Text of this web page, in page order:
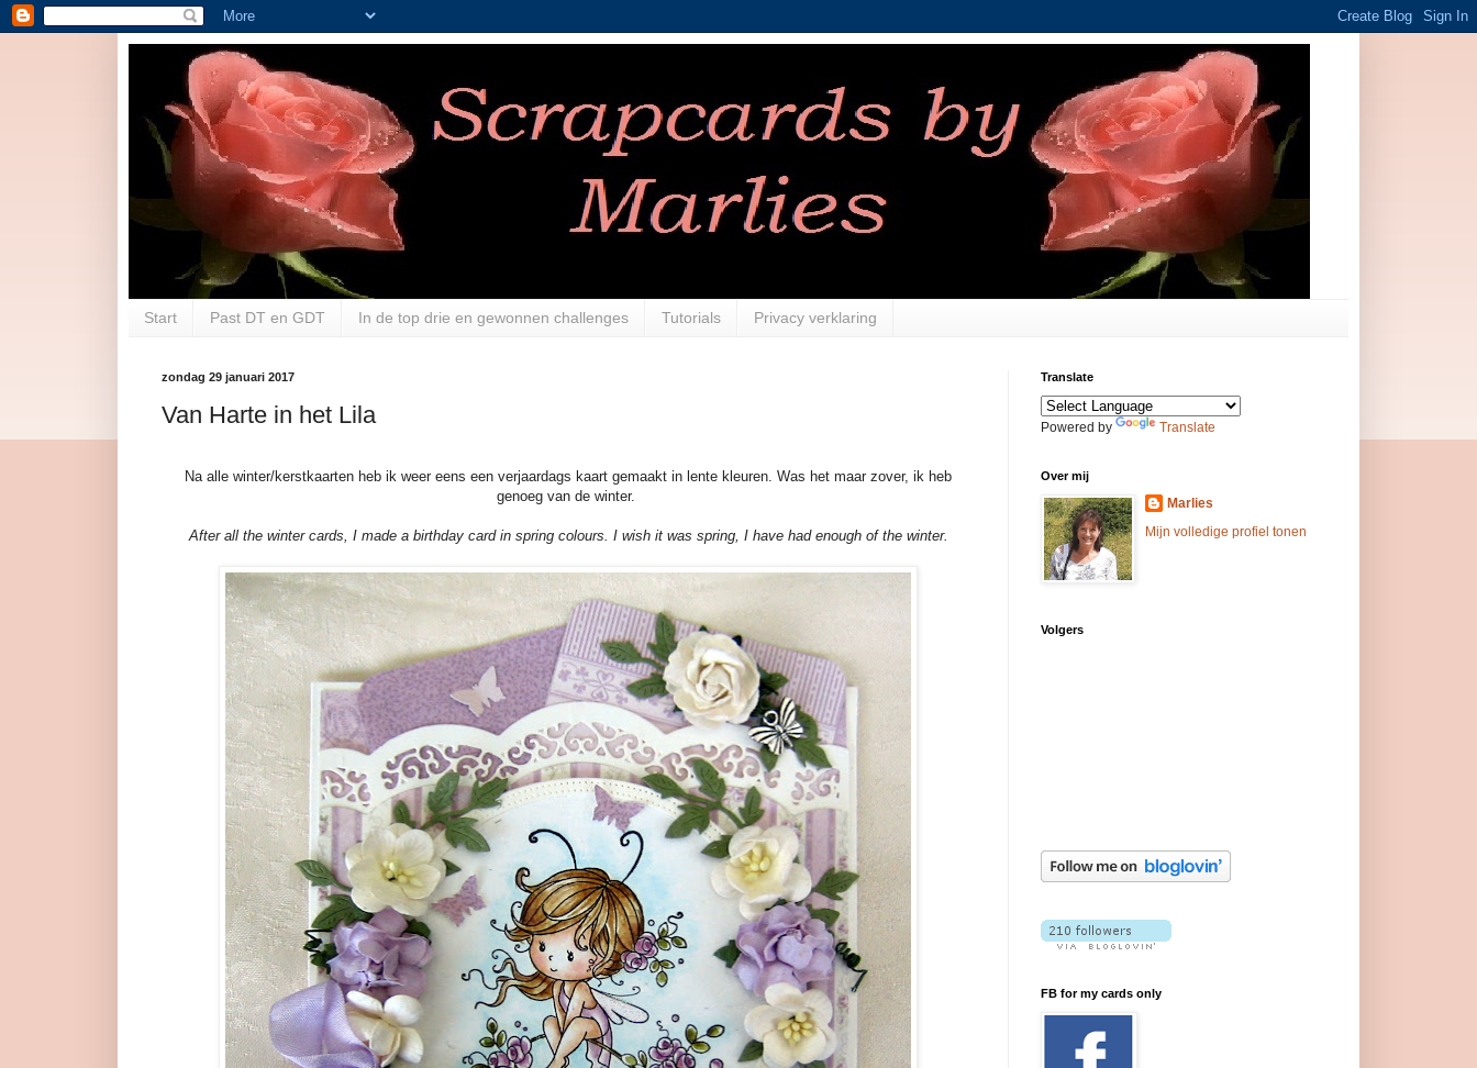
Start Past DT en GDT In de top drie en gewonnen challenges Tutorials Privacy verklaring
zondag 29 januari 2017
Van Harte in het Lila
Na alle winter/kerstkaarten heb ik weer eens een verjaardags kaart gemaakt in lente kleuren. Was het maar zover, ik heb
genoeg van de winter.
After all the winter cards, I made a birthday card in spring colours. I wish it was spring, I have had enough of the winter.
Translate
Powered by Translate
Over mij
Marlies
Mijn volledige profiel tonen
Volgers
FB for my cards only